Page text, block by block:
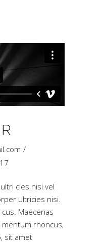
cies nisi vel
ultricies nisi.
Maecenas
rhoncus,
sit amet